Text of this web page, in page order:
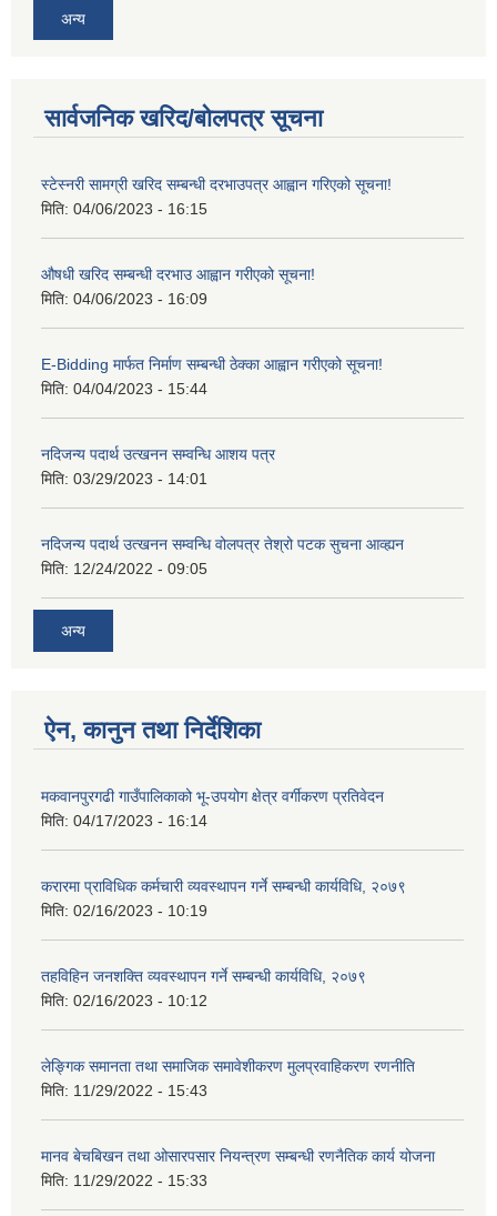
अन्य
सार्वजनिक खरिद/बोलपत्र सूचना
स्टेस्नरी सामग्री खरिद सम्बन्धी दरभाउपत्र आह्वान गरिएको सूचना!
मिति: 04/06/2023 - 16:15
औषधी खरिद सम्बन्धी दरभाउ आह्वान गरीएको सूचना!
मिति: 04/06/2023 - 16:09
E-Bidding मार्फत निर्माण सम्बन्धी ठेक्का आह्वान गरीएको सूचना!
मिति: 04/04/2023 - 15:44
नदिजन्य पदार्थ उत्खनन सम्वन्धि आशय पत्र
मिति: 03/29/2023 - 14:01
नदिजन्य पदार्थ उत्खनन सम्वन्धि वोलपत्र तेश्रो पटक सुचना आव्ह्यन
मिति: 12/24/2022 - 09:05
अन्य
ऐन, कानुन तथा निर्देशिका
मकवानपुरगढी गाउँपालिकाको भू-उपयोग क्षेत्र वर्गीकरण प्रतिवेदन
मिति: 04/17/2023 - 16:14
करारमा प्राविधिक कर्मचारी व्यवस्थापन गर्ने सम्बन्धी कार्यविधि, २०७९
मिति: 02/16/2023 - 10:19
तहविहिन जनशक्ति व्यवस्थापन गर्ने सम्बन्धी कार्यविधि, २०७९
मिति: 02/16/2023 - 10:12
लेङ्गिक समानता तथा समाजिक समावेशीकरण मुलप्रवाहिकरण रणनीति
मिति: 11/29/2022 - 15:43
मानव बेचबिखन तथा ओसारपसार नियन्त्रण सम्बन्धी रणनैतिक कार्य योजना
मिति: 11/29/2022 - 15:33